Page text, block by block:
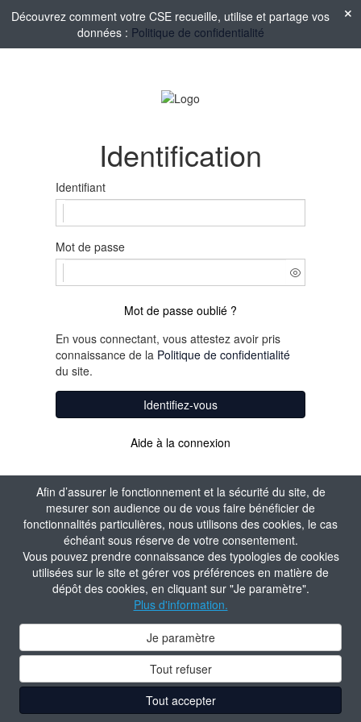
Afin d’assurer le fonctionnement et la sécurité du site, de
mesurer son audience ou de vous faire bénéficier de
fonctionnalités particulières, nous utilisons des cookies, le cas
échéant sous réserve de votre consentement.
Vous pouvez prendre connaissance des typologies de cookies
utilisées sur le site et gérer vos préférences en matière de
dépôt des cookies, en cliquant sur "Je paramètre".
Plus d'information.
Je paramètre
Tout refuser
Tout accepter
Découvrez comment votre CSE recueille, utilise et partage vos
données : Politique de confidentialité
Identification
Identifiant
Mot de passe
Mot de passe oublié ?
En vous connectant, vous attestez avoir pris
connaissance de la Politique de confidentialité
du site.
Identifiez-vous
Aide à la connexion